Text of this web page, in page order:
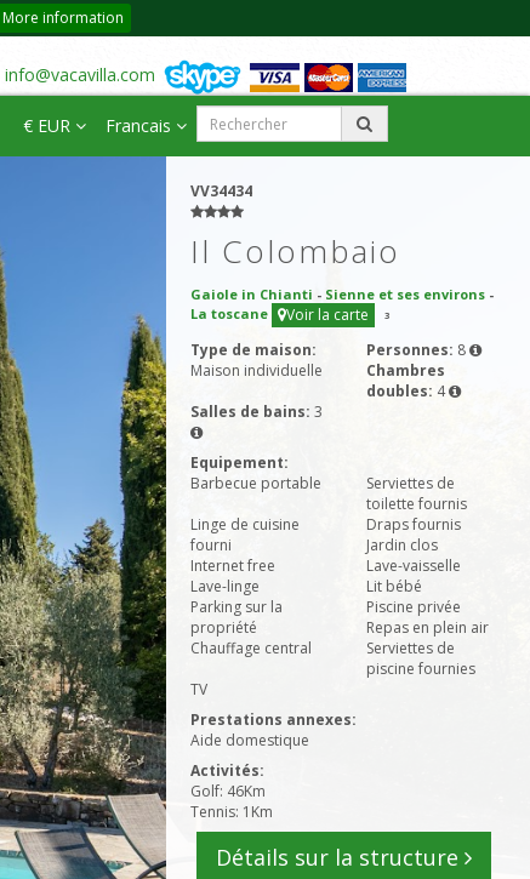
More information
info@vacavilla.com
€ EUR Francais
VV34434
Il Colombaio
Gaiole in Chianti - Sienne et ses environs -
La toscane
Voir la carte 3
Type de maison:
Maison individuelle
Personnes: 8
Chambres
doubles: 4
Salles de bains: 3
Equipement:
Barbecue portable
Serviettes de
toilette fournis
Linge de cuisine
fourni
Draps fournis
Jardin clos
Internet free
Lave-vaisselle
Lave-linge
Lit bébé
Parking sur la
propriété
Piscine privée
Repas en plein air
Chauffage central
Serviettes de
piscine fournies
TV
Prestations annexes:
Aide domestique
Activités:
Golf: 46Km
Tennis: 1Km
Détails sur la structure